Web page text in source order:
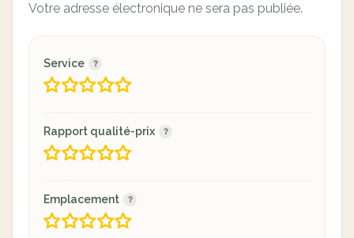
Votre adresse électronique ne sera pas publiée.
Service
Rapport qualité-prix
Emplacement